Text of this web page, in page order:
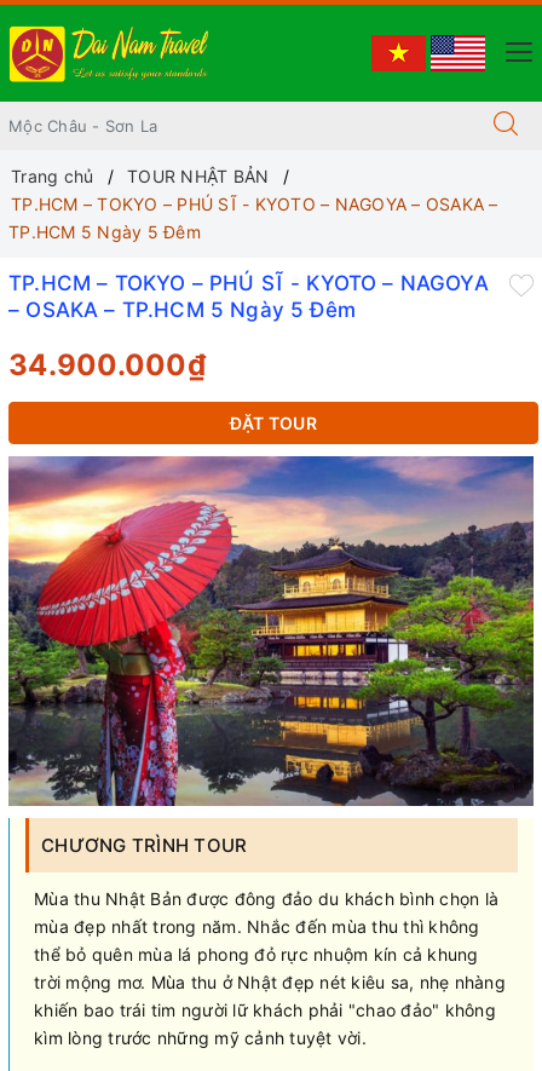
Trang chủ
TOUR NHẬT BẢN
TP.HCM – TOKYO – PHÚ SĨ - KYOTO – NAGOYA – OSAKA –
TP.HCM 5 Ngày 5 Đêm
CHƯƠNG TRÌNH TOUR
Mùa thu Nhật Bản được đông đảo du khách bình chọn là
mùa đẹp nhất trong năm. Nhắc đến mùa thu thì không
thể bỏ quên mùa lá phong đỏ rực nhuộm kín cả khung
trời mộng mơ. Mùa thu ở Nhật đẹp nét kiêu sa, nhẹ nhàng
khiến bao trái tim người lữ khách phải "chao đảo" không
kìm lòng trước những mỹ cảnh tuyệt vời.
TP.HCM – TOKYO – PHÚ SĨ - KYOTO – NAGOYA
– OSAKA – TP.HCM 5 Ngày 5 Đêm
34.900.000₫
ĐẶT TOUR